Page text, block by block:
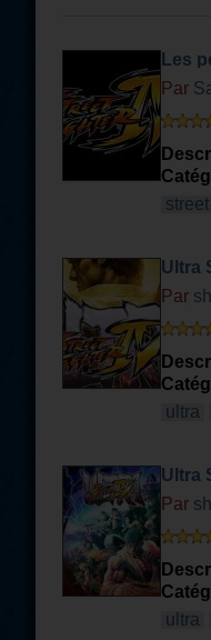
Les
Par
street
Ultra
Par
ultra
Ultra
Par
ultra